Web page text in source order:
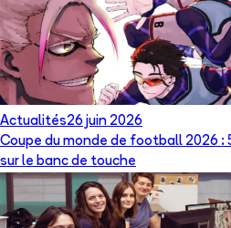
Actualités26 juin 2026
Coupe du monde de football 2026 :
sur le banc de touche